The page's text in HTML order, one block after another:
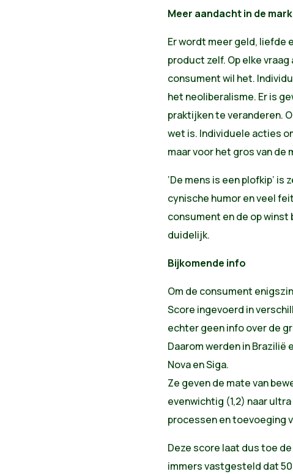
Meer aandacht in de
Er wordt meer geld, liefde
product zelf. Op elke
consument wil het.
het neoliberalisme. Er is
praktijken te veranderen.
wet is. Individuele acties
maar voor het gros van de
‘De mens is een plofkip’
cynische humor en veel
consument en de op
duidelijk.
Bijkomende info
Om de consument
Score ingevoerd in
echter geen info over de
Daarom werden in Brazilië
Nova en Siga.
Ze geven de mate van
evenwichtig (1,2) naar
processen en toevoeging
Deze score laat dus toe
immers vastgesteld dat